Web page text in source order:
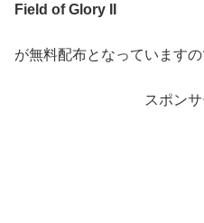
Field of Glory II
が無料配布となっていますの
スポン